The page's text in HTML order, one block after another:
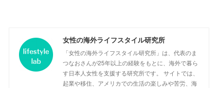
女性の海外ライフスタイル研究所
「女性の海外ライフスタイル研究所」は、代表のま
つなおさんが25年以上の経験をもとに、海外で暮ら
す日本人女性を支援する研究所です。 サイトでは、
起業や移住、アメリカでの生活の楽しみや苦労、海